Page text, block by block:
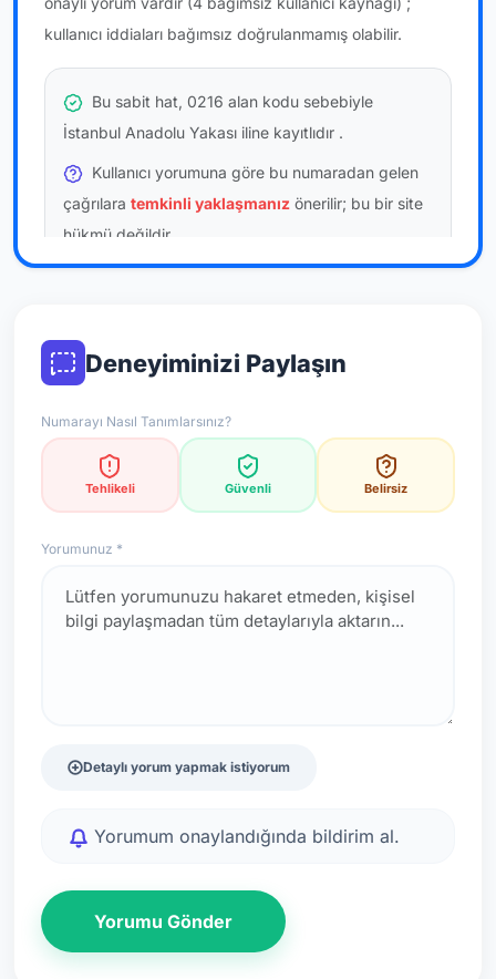
kullanıcı iddiaları bağımsız doğrulanmamış olabilir.
Bu sabit hat, 0216 alan kodu sebebiyle
İstanbul Anadolu Yakası iline kayıtlıdır .
Kullanıcı yorumuna göre bu numaradan gelen
çağrılara temkinli yaklaşmanız önerilir; bu bir site
hükmü değildir.
Bu bilgiler onaylı kullanıcı bildirimlerine dayanır;
*Not: Değerlendirmeler onaylı kullanıcı yorumlarına göre
Deneyiminizi Paylaşın
Numarayı Nasıl Tanımlarsınız?
Tehlikeli Güvenli Belirsiz
Yorumunuz *
Detaylı yorum yapmak istiyorum
Yorumum onaylandığında bildirim al.
Yorumu Gönder